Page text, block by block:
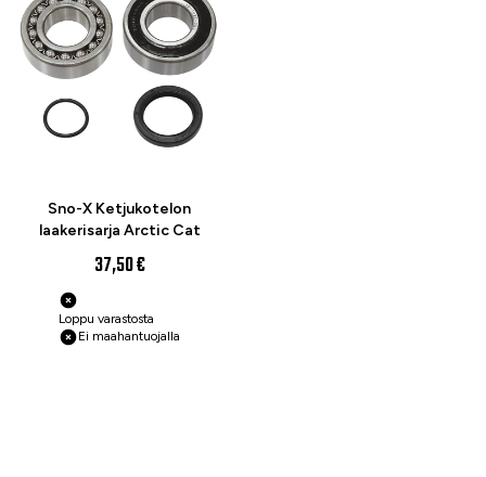
Sno-X Ketjukotelon
laakerisarja Arctic Cat
37,50 €
Loppu varastosta
Ei maahantuojalla